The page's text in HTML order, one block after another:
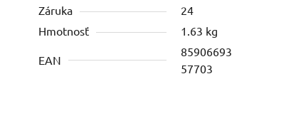
Záruka
24
Hmotnosť
1.63 kg
EAN
85906693
57703